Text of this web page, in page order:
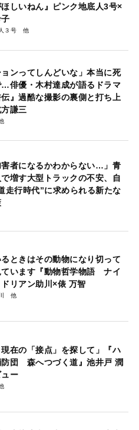
しいねん』ピンク地底人3号×
３号
ョンってしんどいな」本当に死
…俳優・木村達成が語るドラマ
』過酷な撮影の裏側と打ち上
謙三
害者になるかわからない…」青
増す大型トラックの不安、自
走行時代”に求められる新たな
ときはその動物になり切って
ています『動物哲学物語 ナイ
リアン助川×俵 万智
現在の「接点」を探して」『ハ
防団 森へつづく道』池井戸 潤
ュー